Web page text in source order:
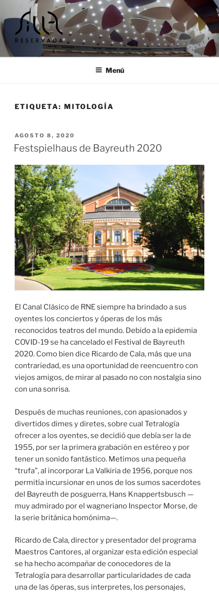
al
contenido
SILLA RESERVADA |
TALLERES Y ENCUENTROS
Cursos y encuentros musicales
Menú
ETIQUETA: MITOLOGÍA
PUBLICADO
EL
AGOSTO 8, 2020
Festspielhaus de Bayreuth 2020
El Canal Clásico de RNE siempre ha brindado a sus
oyentes los conciertos y óperas de los más
reconocidos teatros del mundo. Debido a la epidemia
COVID-19 se ha cancelado el Festival de Bayreuth
2020. Como bien dice Ricardo de Cala, más que una
contrariedad, es una oportunidad de reencuentro con
viejos amigos, de mirar al pasado no con nostalgia sino
con una sonrisa.
Después de muchas reuniones, con apasionados y
divertidos dimes y diretes, sobre cual Tetralogía
ofrecer a los oyentes, se decidió que debía ser la de
1955, por ser la primera grabación en estéreo y por
tener un sonido fantástico. Metimos una pequeña
“trufa”, al incorporar La Valkiria de 1956, porque nos
permitía incursionar en unos de los sumos sacerdotes
del Bayreuth de posguerra, Hans Knappertsbusch —
muy admirado por el wagneriano Inspector Morse, de
la serie británica homónima—.
Ricardo de Cala, director y presentador del programa
Maestros Cantores, al organizar esta edición especial
se ha hecho acompañar de conocedores de la
Tetralogía para desarrollar particularidades de cada
una de las óperas, sus interpretes, los personajes,